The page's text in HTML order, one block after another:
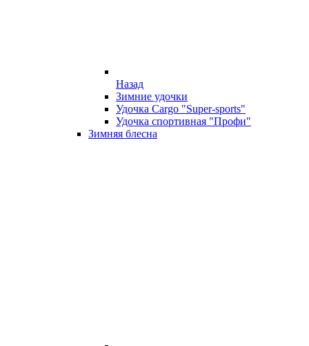
Назад
Зимние удочки
Удочка Cargo "Super-sports"
Удочка спортивная "Профи"
Зимняя блесна